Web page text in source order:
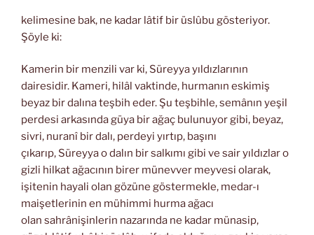
kelimesine bak, ne kadar lâtif bir üslûbu gösteriyor.
Şöyle ki:
Kamerin bir menzili var ki, Süreyya yıldızlarının
dairesidir. Kameri, hilâl vaktinde, hurmanın eskimiş
beyaz bir dalına teşbih eder. Şu teşbihle, semânın yeşil
perdesi arkasında güya bir ağaç bulunuyor gibi, beyaz,
sivri, nuranî bir dalı, perdeyi yırtıp, başını
çıkarıp, Süreyya o dalın bir salkımı gibi ve sair yıldızlar o
gizli hilkat ağacının birer münevver meyvesi olarak,
işitenin hayali olan gözüne göstermekle, medar-ı
maişetlerinin en mühimmi hurma ağacı
olan sahrânişinlerin nazarında ne kadar münasip,